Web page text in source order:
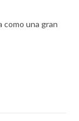
como una gran